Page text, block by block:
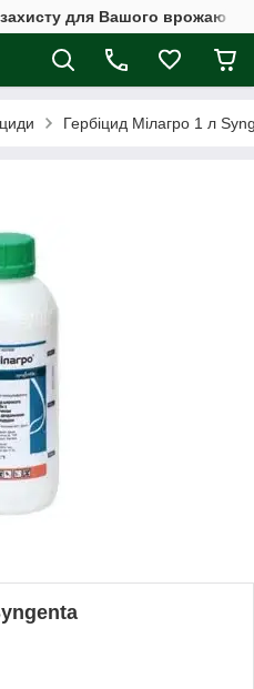
захисту для Вашого врожаю
Гербіцид Мілагро 1 л